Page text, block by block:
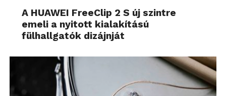
A HUAWEI FreeClip 2 S új szintre
emeli a nyitott kialakítású
fülhallgatók dizájnját